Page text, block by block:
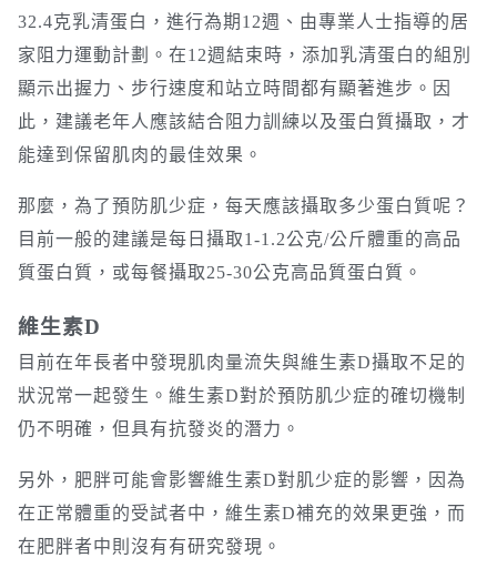
32.4克乳清蛋白，進行為期12週、由專業人士指導的居
家阻力運動計劃。在12週結束時，添加乳清蛋白的組別
顯示出握力、步行速度和站立時間都有顯著進步。因
此，建議老年人應該結合阻力訓練以及蛋白質攝取，才
能達到保留肌肉的最佳效果。
那麼，為了預防肌少症，每天應該攝取多少蛋白質呢？
目前一般的建議是每日攝取1-1.2公克/公斤體重的高品
質蛋白質，或每餐攝取25-30公克高品質蛋白質。
維生素D
目前在年長者中發現肌肉量流失與維生素D攝取不足的
狀況常一起發生。維生素D對於預防肌少症的確切機制
仍不明確，但具有抗發炎的潛力。
另外，肥胖可能會影響維生素D對肌少症的影響，因為
在正常體重的受試者中，維生素D補充的效果更強，而
在肥胖者中則沒有有研究發現。